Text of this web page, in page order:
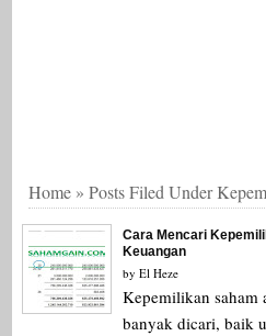
Home »Posts Filed Under
Cara Mencari
Keuangan
by El Heze
Kepemilikan saham
banyak dicari, baik